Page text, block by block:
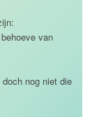
van
nog niet die